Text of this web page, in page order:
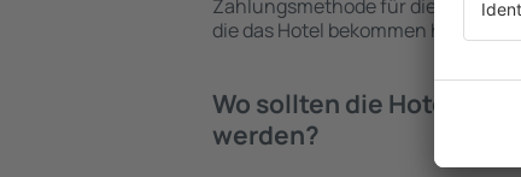
Zahlungsmethode für die
die das Hotel bekommen hat,
Wo sollten die Hotels in
werden?